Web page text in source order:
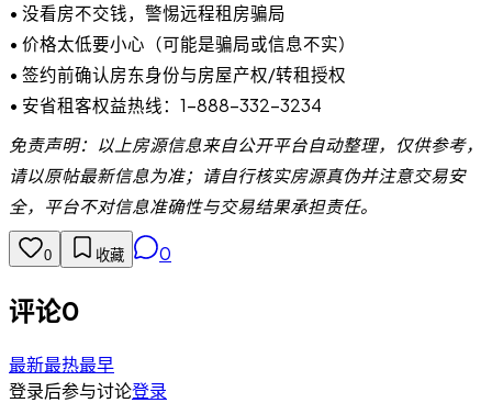
• 没看房不交钱，警惕远程租房骗局
• 价格太低要小心（可能是骗局或信息不实）
• 签约前确认房东身份与房屋产权/转租授权
• 安省租客权益热线：1-888-332-3234
免责声明：以上房源信息来自公开平台自动整理，仅供参考，
请以原帖最新信息为准；请自行核实房源真伪并注意交易安
全，平台不对信息准确性与交易结果承担责任。
0 收藏 0
评论0
最新最热最早
登录后参与讨论登录